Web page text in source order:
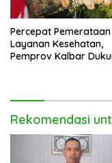
Percepat Pemerataan
Layanan Kesehatan,
Pemprov Kalbar
Rekomendasi